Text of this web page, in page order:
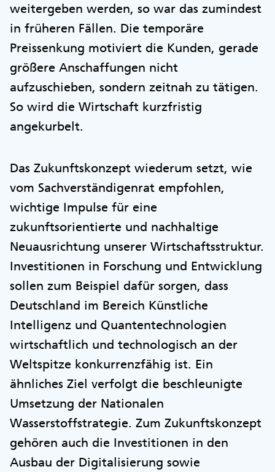
weitergeben werden, so war das zumindest
in früheren Fällen. Die temporäre
Preissenkung motiviert die Kunden, gerade
größere Anschaffungen nicht
aufzuschieben, sondern zeitnah zu tätigen.
So wird die Wirtschaft kurzfristig
angekurbelt.
Das Zukunftskonzept wiederum setzt, wie
vom Sachverständigenrat empfohlen,
wichtige Impulse für eine
zukunftsorientierte und nachhaltige
Neuausrichtung unserer Wirtschaftsstruktur.
Investitionen in Forschung und Entwicklung
sollen zum Beispiel dafür sorgen, dass
Deutschland im Bereich Künstliche
Intelligenz und Quantentechnologien
wirtschaftlich und technologisch an der
Weltspitze konkurrenzfähig ist. Ein
ähnliches Ziel verfolgt die beschleunigte
Umsetzung der Nationalen
Wasserstoffstrategie. Zum Zukunftskonzept
gehören auch die Investitionen in den
Ausbau der Digitalisierung sowie